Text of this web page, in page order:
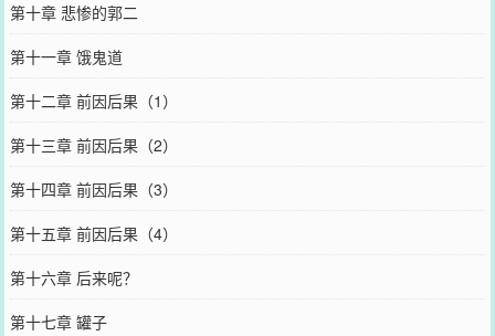
第十章 悲惨的郭二
第十一章 饿鬼道
第十二章 前因后果（1）
第十三章 前因后果（2）
第十四章 前因后果（3）
第十五章 前因后果（4）
第十六章 后来呢？
第十七章 罐子